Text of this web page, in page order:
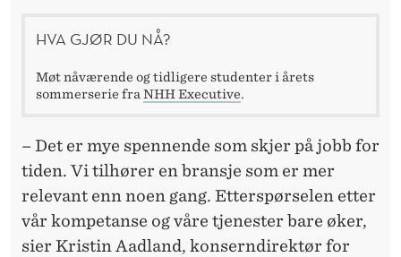
HVA GJØR DU NÅ?
Møt nåværende og tidligere studenter i årets
sommerserie fraNHH Executive.
– Det er mye spennende som skjer på jobb for
tiden. Vi tilhører en bransje som er mer
relevant enn noen gang. Etterspørselen etter
vår kompetanse og våre tjenester bare øker,
sier Kristin Aadland, konserndirektør for